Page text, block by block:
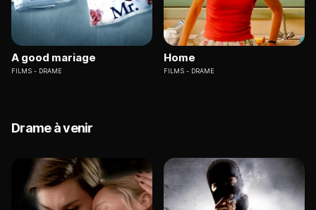
A good mariage
FILMS DRAME
Home
FILMS DRAME
Drame à venir